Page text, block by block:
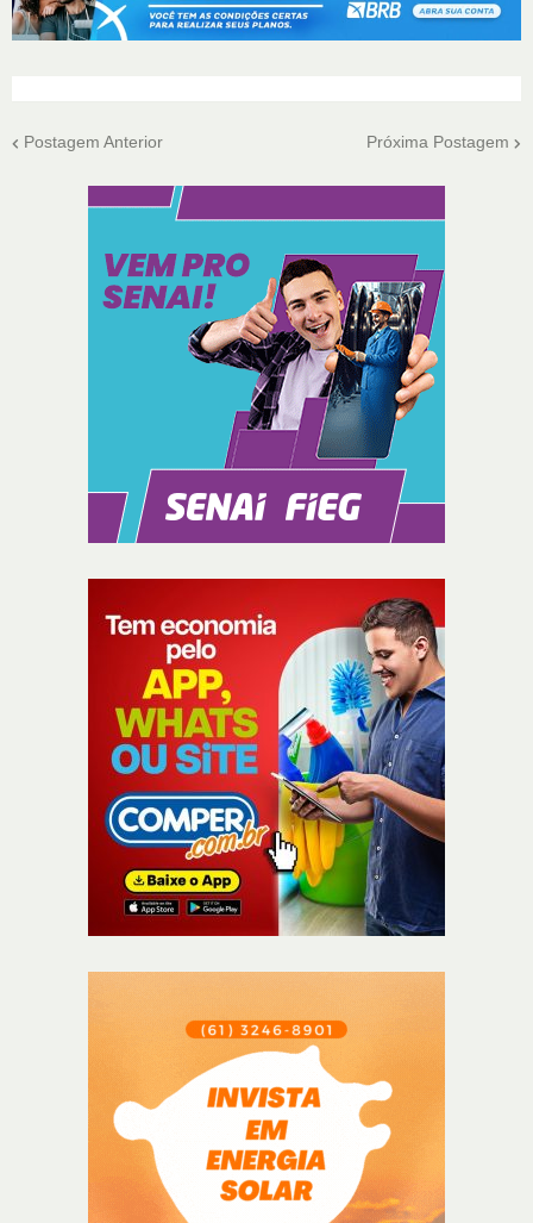
Postagem Anterior Próxima Postagem